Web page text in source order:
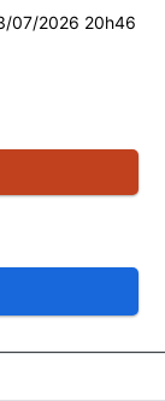
07/2026 20h46